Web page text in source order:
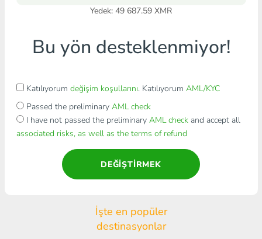
Yedek: 49 687.59 XMR
Bu yön desteklenmiyor!
Katılıyorum değişim koşullarını. Katılıyorum AML/KYC
Passed the preliminary AML check
I have not passed the preliminary AML checkand accept all
associated risks, as well as the terms of refund
DEĞIŞTIRMEK
İşte en popüler
destinasyonlar